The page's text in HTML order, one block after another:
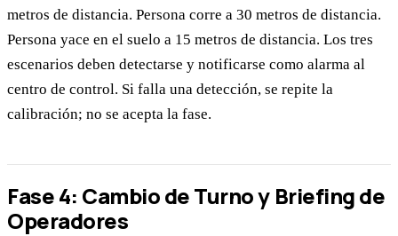
metros de distancia. Persona corre a 30 metros de distancia.
Persona yace en el suelo a 15 metros de distancia. Los tres
escenarios deben detectarse y notificarse como alarma al
centro de control. Si falla una detección, se repite la
calibración; no se acepta la fase.
Fase 4: Cambio de Turno y Briefing de
Operadores